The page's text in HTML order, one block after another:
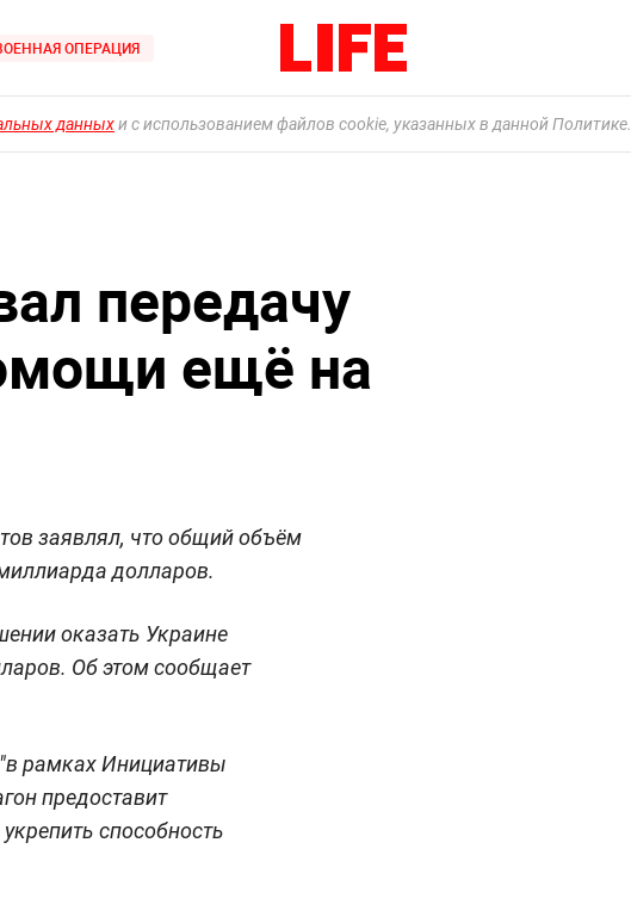
ОПЕРАЦИЯ
данныхи с использованием файлов cookie, указанных в данной Политике.
передачу
ещё на
заявлял, что общий объём
долларов.
оказать Украине
Об этом сообщает
рамках Инициативы
предоставит
способность